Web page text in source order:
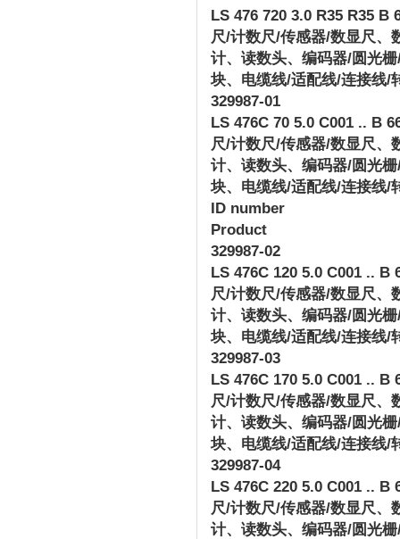
LS 476 720 3.0 R35 R35 B
尺/计数尺/传感器/数显尺、
计、读数头、编码器/圆光栅
块、电缆线/适配线/连接线/
329987-01
LS 476C 70 5.0 C001 .. B
尺/计数尺/传感器/数显尺、
计、读数头、编码器/圆光栅
块、电缆线/适配线/连接线/
ID number
Product
329987-02
LS 476C 120 5.0 C001 .. B
尺/计数尺/传感器/数显尺、
计、读数头、编码器/圆光栅
块、电缆线/适配线/连接线/
329987-03
LS 476C 170 5.0 C001 .. B
尺/计数尺/传感器/数显尺、
计、读数头、编码器/圆光栅
块、电缆线/适配线/连接线/
329987-04
LS 476C 220 5.0 C001 .. B
尺/计数尺/传感器/数显尺、
计、读数头、编码器/圆光栅